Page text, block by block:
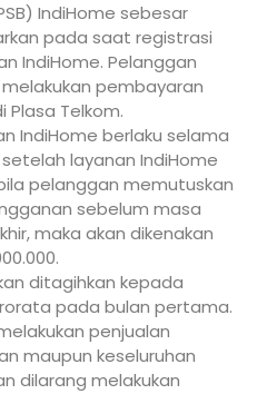
IndiHome sebesar
pada saat registrasi
IndiHome. Pelanggan
pembayaran
Plasa Telkom.
IndiHome berlaku selama
layanan IndiHome
pelanggan memutuskan
sebelum masa
maka akan dikenakan
ditagihkan kepada
pada bulan pertama.
penjualan
maupun keseluruhan
dilarang melakukan